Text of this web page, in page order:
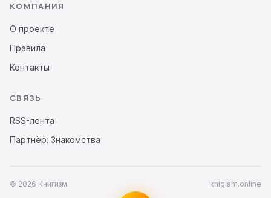
КОМПАНИЯ
О проекте
Правила
Контакты
СВЯЗЬ
RSS-лента
Партнёр: Знакомства
© 2026 Книгизм knigism.online